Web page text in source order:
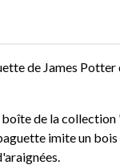
de James
de la collection
imite un